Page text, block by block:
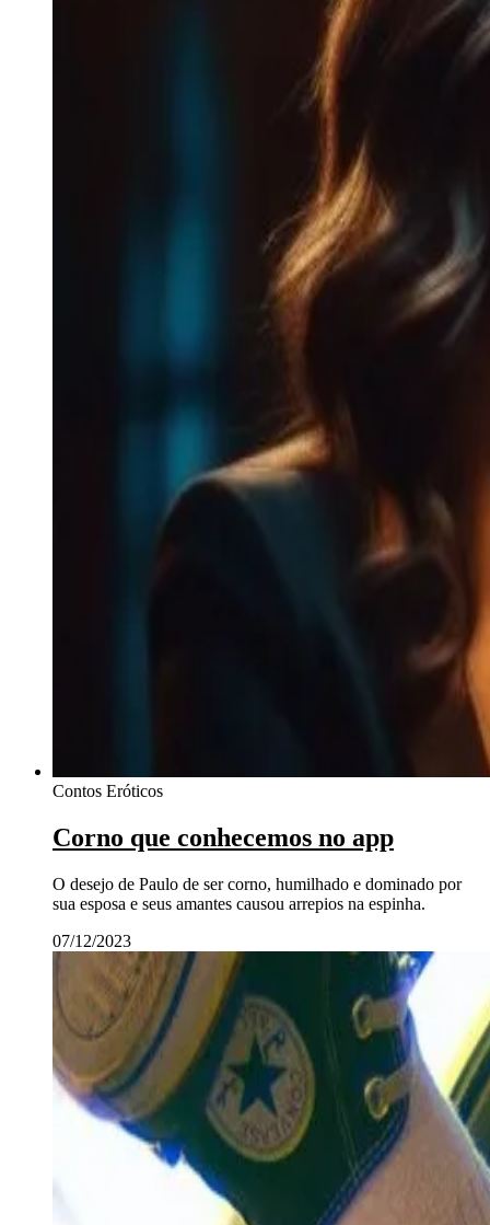
Contos Eróticos
Corno que conhecemos no app
O desejo de Paulo de ser corno, humilhado e dominado por
sua esposa e seus amantes causou arrepios na espinha.
07/12/2023